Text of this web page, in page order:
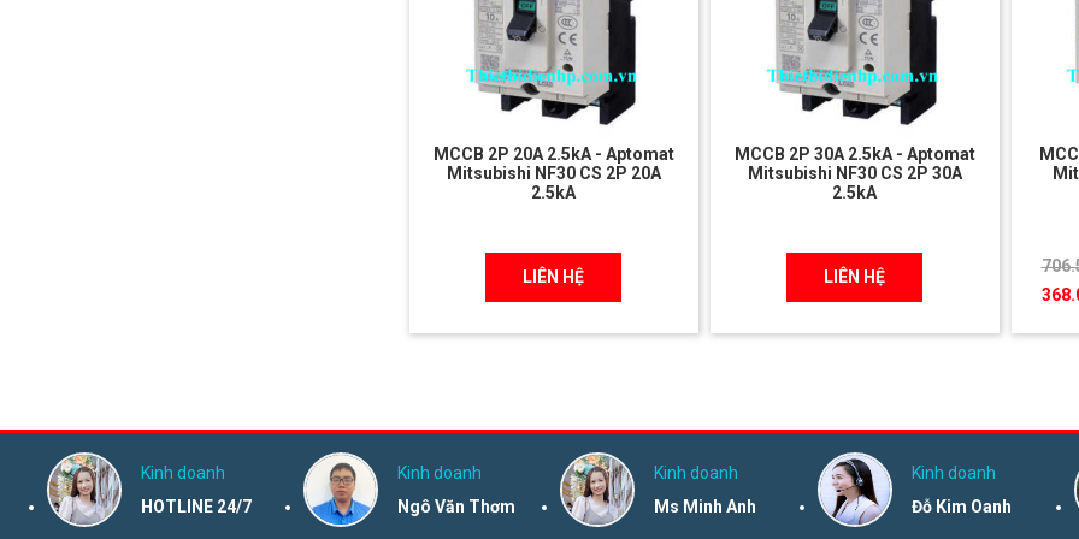
MCCB 2P 20A 2.5kA - Aptomat
Mitsubishi NF30 CS 2P 20A
2.5kA
LIÊN HỆ
MCCB 2P 30A 2.5kA - Aptomat
Mitsubishi NF30 CS 2P 30A
2.5kA
LIÊN HỆ
Kinh doanh
HOTLINE 24/7
Kinh doanh
Ngô Văn Thơm
Kinh doanh
Ms Minh Anh
Kinh doanh
Đỗ Kim Oanh